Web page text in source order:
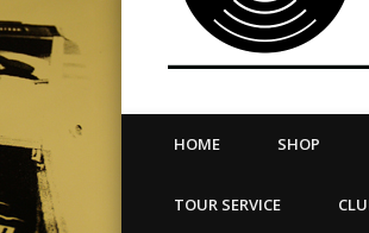
HOME SHOP
TOUR SERVICE